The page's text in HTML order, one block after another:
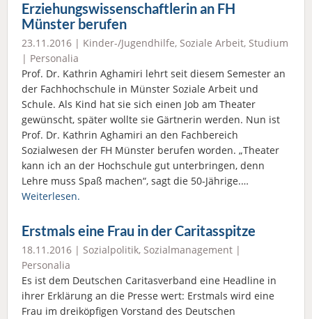
Erziehungswissenschaftlerin an FH
Münster berufen
23.11.2016 | Kinder-/Jugendhilfe, Soziale Arbeit, Studium
| Personalia
Prof. Dr. Kathrin Aghamiri lehrt seit diesem Semester an
der Fachhochschule in Münster Soziale Arbeit und
Schule. Als Kind hat sie sich einen Job am Theater
gewünscht, später wollte sie Gärtnerin werden. Nun ist
Prof. Dr. Kathrin Aghamiri an den Fachbereich
Sozialwesen der FH Münster berufen worden. „Theater
kann ich an der Hochschule gut unterbringen, denn
Lehre muss Spaß machen“, sagt die 50-Jährige.…
Weiterlesen.
Erstmals eine Frau in der Caritasspitze
18.11.2016 | Sozialpolitik, Sozialmanagement |
Personalia
Es ist dem Deutschen Caritasverband eine Headline in
ihrer Erklärung an die Presse wert: Erstmals wird eine
Frau im dreiköpfigen Vorstand des Deutschen